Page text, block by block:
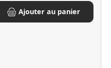
souhaitée ou utilisez les
Ajouter au panier